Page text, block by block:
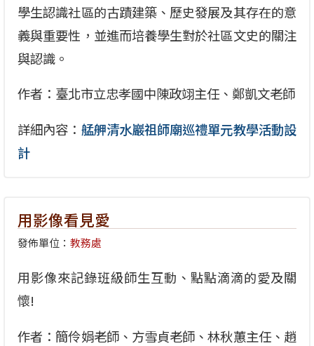
學生認識社區的古蹟建築、歷史發展及其存在的意
義與重要性，並進而培養學生對於社區文史的關注
與認識。
作者：臺北市立忠孝國中陳政翊主任、鄭凱文老師
詳細內容： 艋舺清水巖祖師廟巡禮單元教學活動設
計
用影像看見愛
發佈單位：教務處
用影像來記錄班級師生互動、點點滴滴的愛及關
懷!
作者：簡伶娟老師、方雪貞老師、林秋蕙主任、趙